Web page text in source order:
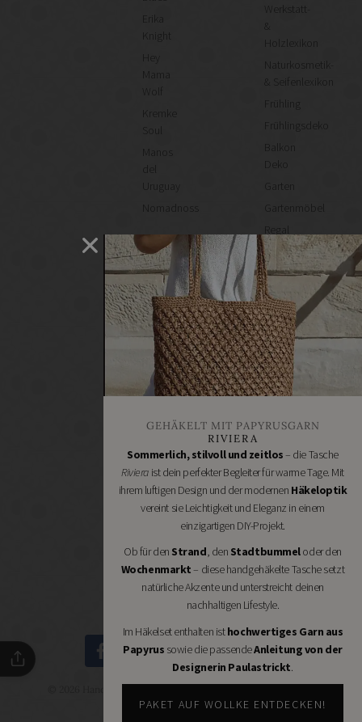
Knight
Mama
Wolf
Kremke
Manos
Uruguay
Nomadnoss
Werkstatt-
&
Holzlexikon
Naturkosmetik-
& Seifenlexikon
Frühling
Frühlingsdeko
Deko
Garten
Gartenmöbel
Regal
selber
machen
Heimwerken
Renovieren
DIY
GESCHÄFTE
Bastelbedarf
Stoffgeschäfte
Handgemachtes
Schneidereibedarf
Handarbeitszubehör
DIY
Online
Shops
Schmuckzubehör
Nähmaschinen
selbermachen.
GEHÄKELT MIT PAPYRUSGARN
RIVIERA
Sommerlich, stilvoll und zeitlos– die Tasche
Rivieraist dein perfekter Begleiter für warme Tage. Mit
ihrem luftigen Design und der modernen Häkeloptik
vereint sie Leichtigkeit und Eleganz in einem
einzigartigen DIY-Projekt.
Ob für den Strand, den Stadtbummeloder den
Wochenmarkt– diese handgehäkelte Tasche setzt
natürliche Akzente und unterstreicht deinen
nachhaltigen Lifestyle.
Im Häkelset enthalten isthochwertiges Garn aus
Papyrus sowie die passendeAnleitung von der
Designerin Paulastrickt.
PAKET AUF WOLLKE ENTDECKEN!